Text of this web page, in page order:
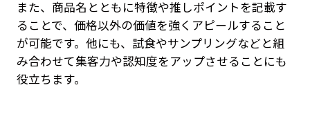
また、商品名とともに特徴や推しポイントを記載す
ることで、価格以外の価値を強くアピールすること
が可能です。他にも、試食やサンプリングなどと組
み合わせて集客力や認知度をアップさせることにも
役立ちます。